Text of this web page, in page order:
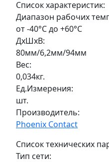
Список характеристик:
Диапазон рабочих
от -40°C до +60°C
ДxШxВ:
80мм/6,2мм/94мм
Вес:
0,034кг.
Ед.Измерения:
шт.
Производитель:
Phoenix Contact
Список технических
Тип сети: